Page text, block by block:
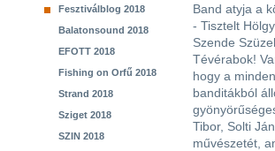
Fesztiválblog 2018
Balatonsound 2018
EFOTT 2018
Fishing on Orfű 2018
Strand 2018
Sziget 2018
SZIN 2018
Band atyja a
- Tisztelt
Szende
Tévérabok!
hogy a
banditákból
Tibor, Solti
művészetét,